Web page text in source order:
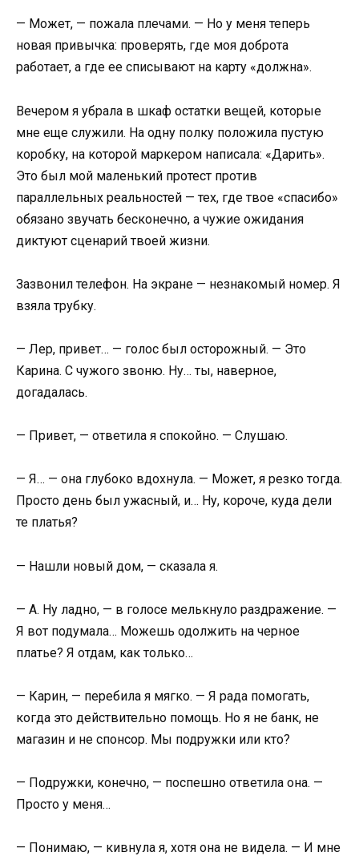
— Может, — пожала плечами. — Но у меня теперь
новая привычка: проверять, где моя доброта
работает, а где ее списывают на карту «должна».
Вечером я убрала в шкаф остатки вещей, которые
мне еще служили. На одну полку положила пустую
коробку, на которой маркером написала: «Дарить».
Это был мой маленький протест против
параллельных реальностей — тех, где твое «спасибо»
обязано звучать бесконечно, а чужие ожидания
диктуют сценарий твоей жизни.
Зазвонил телефон. На экране — незнакомый номер. Я
взяла трубку.
— Лер, привет… — голос был осторожный. — Это
Карина. С чужого звоню. Ну… ты, наверное,
догадалась.
— Привет, — ответила я спокойно. — Слушаю.
— Я… — она глубоко вдохнула. — Может, я резко тогда.
Просто день был ужасный, и… Ну, короче, куда дели
те платья?
— Нашли новый дом, — сказала я.
— А. Ну ладно, — в голосе мелькнуло раздражение. —
Я вот подумала… Можешь одолжить на черное
платье? Я отдам, как только…
— Карин, — перебила я мягко. — Я рада помогать,
когда это действительно помощь. Но я не банк, не
магазин и не спонсор. Мы подружки или кто?
— Подружки, конечно, — поспешно ответила она. —
Просто у меня…
— Понимаю, — кивнула я, хотя она не видела. — И мне